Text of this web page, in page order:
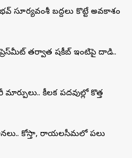
సూర్యవంశీ బద్దలు కొట్టే అవకాశం
ప్రెస్‌మీట్‌ తర్వాత షకీబ్‌ ఇంటిపై దాడి..
కీలక పదవుల్లో కొత్త
కోస్తా, రాయలసీమలో పలు